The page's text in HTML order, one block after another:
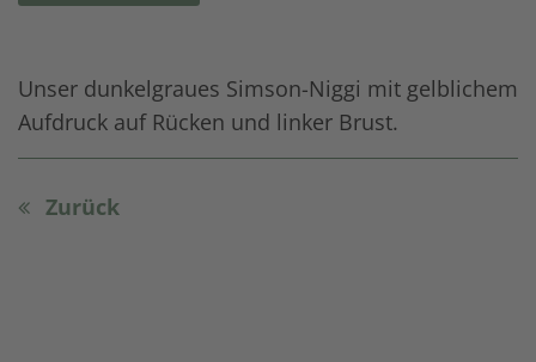
Unser dunkelgraues Simson-Niggi mit gelblichem
Aufdruck auf Rücken und linker Brust.
Zurück